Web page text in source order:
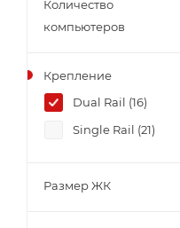
Количество
компьютеров
Крепление
Dual Rail (16)
Single Rail (21)
Размер ЖК